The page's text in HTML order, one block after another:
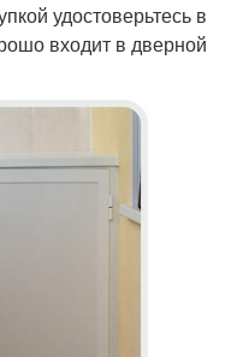
удостоверьтесь в
входит в дверной